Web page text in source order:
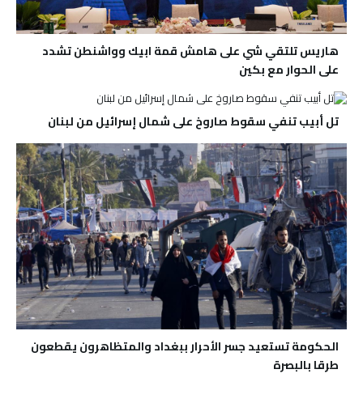
هاريس تلتقي شي على هامش قمة ابيك وواشنطن تشدد
على الحوار مع بكين
تل أبيب تنفي سقوط صاروخ على شمال إسرائيل من لبنان
الحكومة تستعيد جسر الأحرار ببغداد والمتظاهرون يقطعون
طرقا بالبصرة